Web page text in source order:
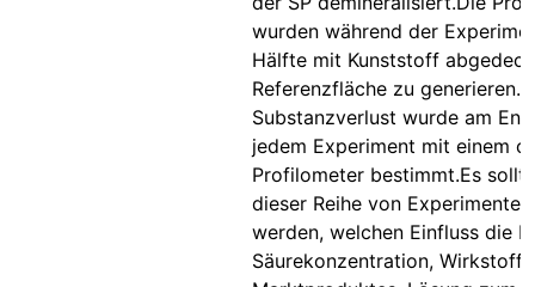
wurden während der
Hälfte mit Kunststoff
Referenzfläche zu generieren.
Substanzverlust wurde am
jedem Experiment mit einem
Profilometer bestimmt.Es
dieser Reihe von
werden, welchen Einfluss die
Säurekonzentration, Wirkstoff